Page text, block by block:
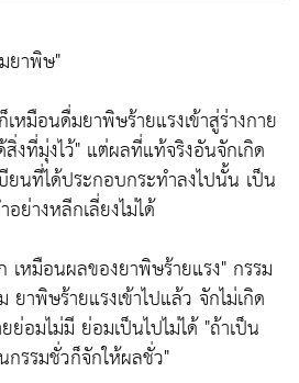
ยาพิษ"
หมือนดื่มยาพิษร้ายแรงเข้าสู่ร่างกาย
งที่มุ่งไว้" แต่ผลที่แท้จริงอันจักเกิด
ยนที่ได้ประกอบกระทำลงไปนั้น เป็น
ย่างหลีกเลี่ยงไม่ได้
หมือนผลของยาพิษร้ายแรง" กรรม
าพิษร้ายแรงเข้าไปแล้ว จักไม่เกิด
ย่อมไม่มี ย่อมเป็นไปไม่ได้"ถ้าเป็น
รรมชั่วก็จักให้ผลชั่ว"